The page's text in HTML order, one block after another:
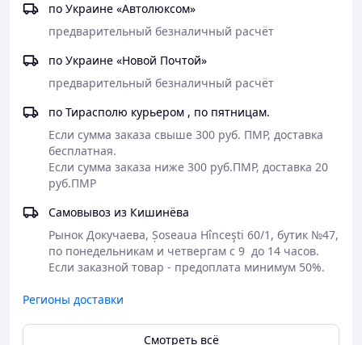
по Украине «Автолюксом»
предварительный безналичный расчёт
по Украине «Новой Почтой»
предварительный безналичный расчёт
по Тирасполю курьером , по пятницам.
Если сумма заказа свыше 300 руб. ПМР, доставка
бесплатная.
Если сумма заказа ниже 300 руб.ПМР, доставка 20
руб.ПМР
Самовывоз из Кишинёва
Рынок Докучаева, Șoseaua Hînceşti 60/1, бутик №47,
по понедельникам и четвергам с 9  до 14 часов.
Если заказной товар - предоплата минимум 50%.
Регионы доставки
Смотреть всё